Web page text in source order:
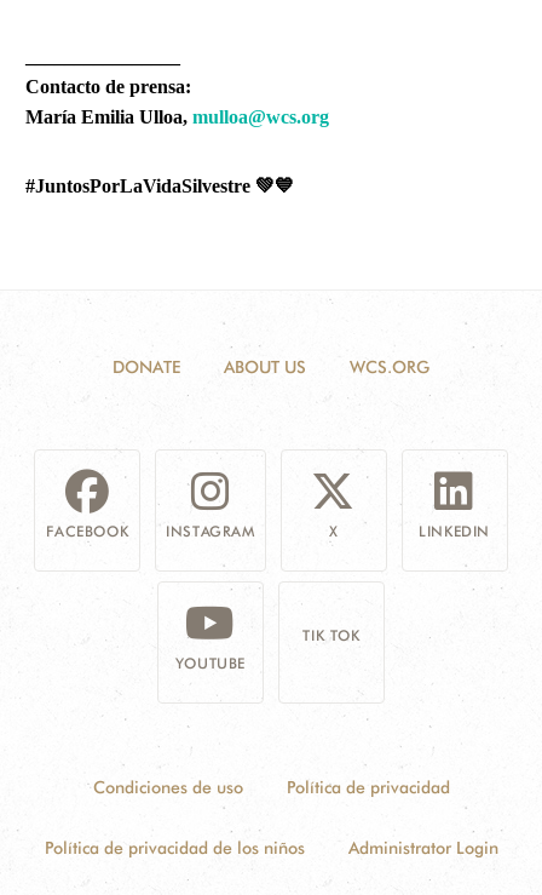
Contacto de prensa:
María Emilia Ulloa, mulloa@wcs.org
#JuntosPorLaVidaSilvestre 💚💙
DONATE ABOUT US WCS.ORG
FACEBOOK INSTAGRAM X LINKEDIN
YOUTUBE
TIK TOK
Condiciones de uso Política de privacidad
Política de privacidad de los niños Administrator Login